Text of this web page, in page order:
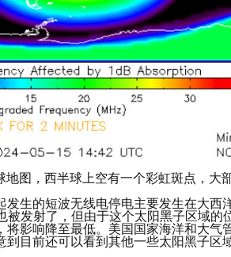
地图，西半球上空有一个彩虹斑点，大
生的短波无线电停电主要发生在大西
被发射了，但由于这个太阳黑子区域
将影响降至最低。美国国家海洋和大
目前还可以看到其他一些太阳黑子区